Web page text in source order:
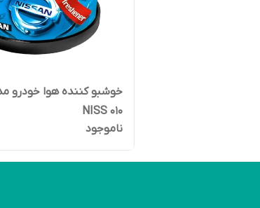
خوشبو کننده هوا خودرو
NISS 010
ناموجود